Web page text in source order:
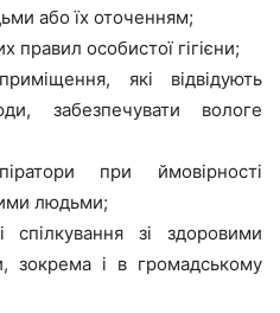
або їх оточенням;
правил особистої гігієни;
які відвідують
забезпечувати вологе
при ймовірності
людьми;
зі здоровими
зокрема і в громадському